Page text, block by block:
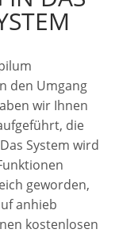
den Umgang
wir Ihnen
die
System wird
geworden,
anhieb
kostenlosen